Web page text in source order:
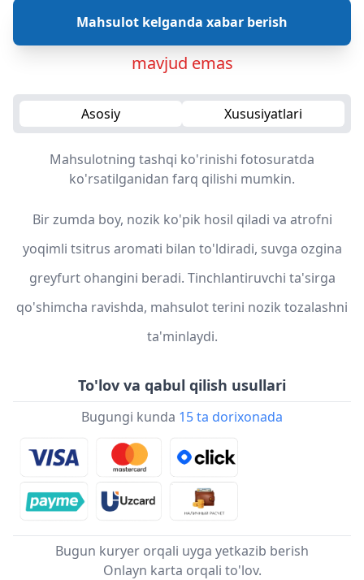
Mahsulot kelganda xabar berish
mavjud emas
Asosiy Xususiyatlari
Mahsulotning tashqi ko'rinishi fotosuratda
ko'rsatilganidan farq qilishi mumkin.
Bir zumda boy, nozik ko'pik hosil qiladi va atrofni
yoqimli tsitrus aromati bilan to'ldiradi, suvga ozgina
greyfurt ohangini beradi. Tinchlantiruvchi ta'sirga
qo'shimcha ravishda, mahsulot terini nozik tozalashni
ta'minlaydi.
To'lov va qabul qilish usullari
Bugungi kunda 15 ta dorixonada
Bugun kuryer orqali uyga yetkazib berish
Onlayn karta orqali to'lov.